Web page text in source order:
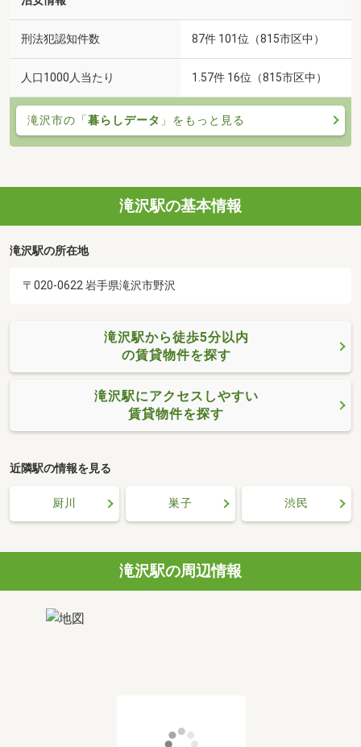
刑法犯認知件数 87件 101位（815市区中）
人口1000人当たり 1.57件 16位（815市区中）
滝沢市の「暮らしデータ 」をもっと見る
滝沢駅の基本情報
滝沢駅の所在地
〒020-0622 岩手県滝沢市野沢
滝沢駅から徒歩5分以内
の賃貸物件を探す
滝沢駅にアクセスしやすい
賃貸物件を探す
近隣駅の情報を見る
厨川 巣子 渋民
滝沢駅の周辺情報